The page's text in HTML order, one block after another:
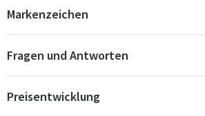
Markenzeichen
Fragen und Antworten
Preisentwicklung